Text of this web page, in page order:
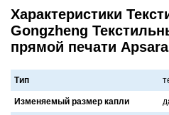
Характеристики
Gongzheng
прямой печати
Тип
Изменяемый размер капли